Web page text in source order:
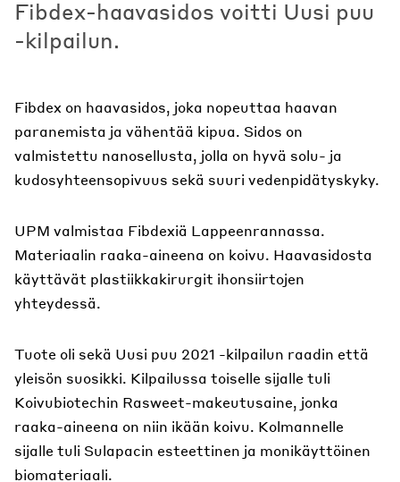
Fibdex-haavasidos voitti Uusi puu
-kilpailun.
Fibdex on haavasidos, joka nopeuttaa haavan
paranemista ja vähentää kipua. Sidos on
valmistettu nanosellusta, jolla on hyvä solu- ja
kudosyhteensopivuus sekä suuri vedenpidätyskyky.
UPM valmistaa Fibdexiä Lappeenrannassa.
Materiaalin raaka-aineena on koivu. Haavasidosta
käyttävät plastiikkakirurgit ihonsiirtojen
yhteydessä.
Tuote oli sekä Uusi puu 2021 -kilpailun raadin että
yleisön suosikki. Kilpailussa toiselle sijalle tuli
Koivubiotechin Rasweet-makeutusaine, jonka
raaka-aineena on niin ikään koivu. Kolmannelle
sijalle tuli Sulapacin esteettinen ja monikäyttöinen
biomateriaali.